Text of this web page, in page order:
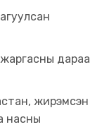
жаргасны дараа
жирэмсэн
насны